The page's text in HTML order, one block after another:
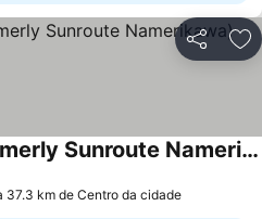
Partilhar
Sky Namerikawa (formerly Sunroute Namerikawa)
37.3 km de Centro da cidade